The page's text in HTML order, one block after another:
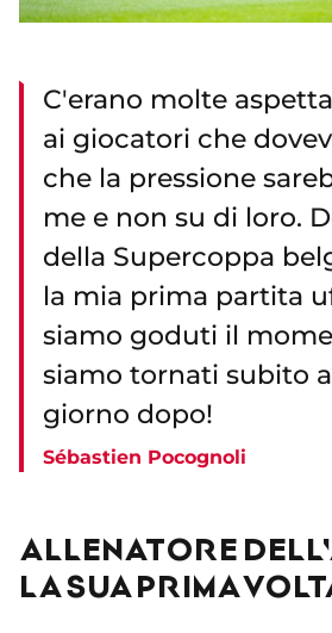
C'erano molte
ai giocatori che
che la pressione
me e non su di loro.
della Supercoppa
la mia prima partita
siamo goduti il
siamo tornati subito
giorno dopo!
Sébastien Pocognoli
ALLENATORE
LA SUA PRIMA